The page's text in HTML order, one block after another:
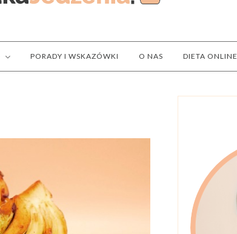
PORADY I WSKAZÓWKI O NAS DIETA ONLINE